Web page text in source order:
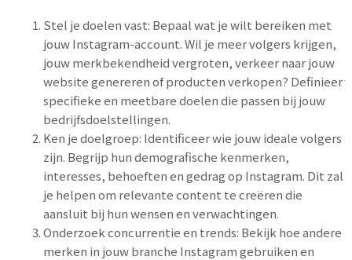
Stel je doelen vast: Bepaal wat je wilt bereiken met
jouw Instagram-account. Wil je meer volgers krijgen,
jouw merkbekendheid vergroten, verkeer naar jouw
website genereren of producten verkopen? Definieer
specifieke en meetbare doelen die passen bij jouw
bedrijfsdoelstellingen.
Ken je doelgroep: Identificeer wie jouw ideale volgers
zijn. Begrijp hun demografische kenmerken,
interesses, behoeften en gedrag op Instagram. Dit zal
je helpen om relevante content te creëren die
aansluit bij hun wensen en verwachtingen.
Onderzoek concurrentie en trends: Bekijk hoe andere
merken in jouw branche Instagram gebruiken en